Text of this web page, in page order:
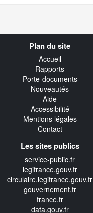
Plan du site
Accueil
Rapports
Porte-documents
Nouveautés
Aide
Accessibilité
Mentions légales
Contact
Les sites publics
service-public.fr
legifrance.gouv.fr
circulaire.legifrance.gouv.fr
gouvernement.fr
france.fr
data.gouv.fr